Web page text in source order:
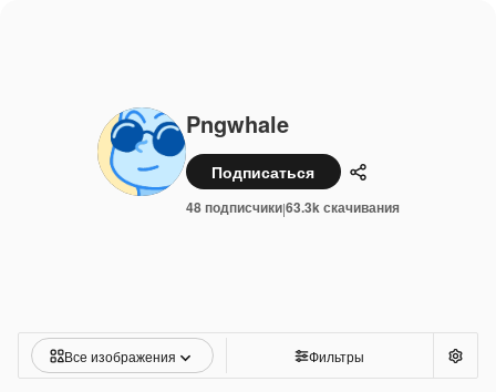
Pngwhale
Подписаться Поделиться
48 подписчики|63.3k скачивания
Все изображения Фильтры